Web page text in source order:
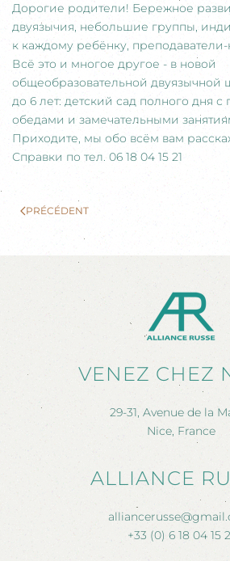
Дорогие родители! Бережное
двуязычия, небольшие группы,
к каждому ребёнку,
Всё это и многое другое - в новой
общеобразовательной двуязычной
до 6 лет: детский сад полного дня с
обедами и замечательными
Приходите, мы обо всём вам
Справки по тел. 06 18 04 15 21
PRÉCÉDENT
VENEZ CHEZ
29-31, Avenue de la
Nice, France
ALLIANCE
+33 (0) 6 18 04 15